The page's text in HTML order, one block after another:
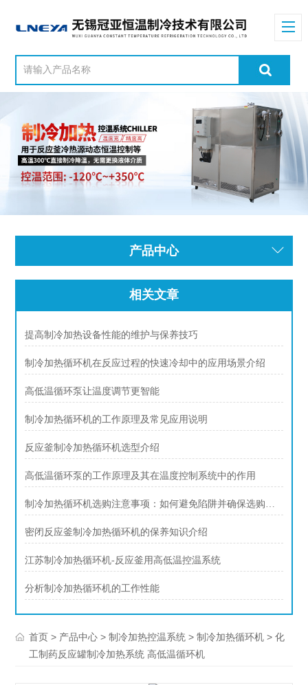
产品中心
相关文章
提高制冷加热设备性能的维护与保养技巧
制冷加热循环机在反应过程的快速冷却中的应用场景介绍
高低温循环泵让温度调节更智能
制冷加热循环机的工作原理及常见应用说明
反应釜制冷加热循环机选型介绍
高低温循环泵的工作原理及其在温度控制系统中的作用
制冷加热循环机选购注意事项：如何避免陷阱并确保选购适合
密闭反应釜制冷加热循环机的保养知识介绍
江苏制冷加热循环机-反应釜用高低温控温系统
分析制冷加热循环机的工作性能
首页 > 产品中心 >制冷加热控温系统 >制冷加热循环机 > 化
工制药反应罐制冷加热系统 高低温循环机